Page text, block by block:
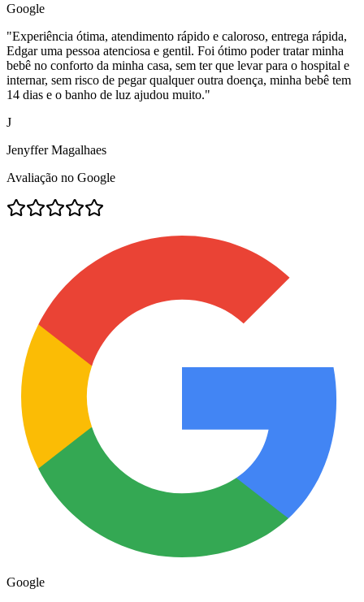
Google
"Experiência ótima, atendimento rápido e caloroso, entrega rápida,
Edgar uma pessoa atenciosa e gentil. Foi ótimo poder tratar minha
bebê no conforto da minha casa, sem ter que levar para o hospital e
internar, sem risco de pegar qualquer outra doença, minha bebê tem
14 dias e o banho de luz ajudou muito."
J
Jenyffer Magalhaes
Avaliação no Google
Google